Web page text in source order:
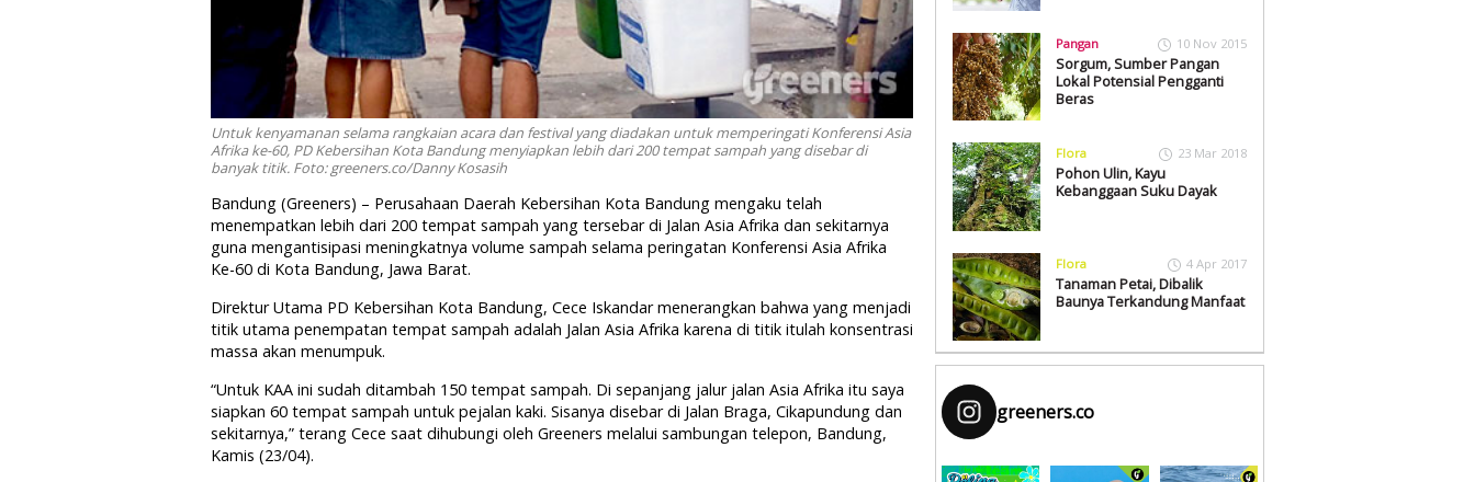
Untuk kenyamanan selama rangkaian acara dan festival yang diadakan untuk memperingati Konferensi Asia
Afrika ke-60, PD Kebersihan Kota Bandung menyiapkan lebih dari 200 tempat sampah yang disebar di
banyak titik. Foto: greeners.co/Danny Kosasih
Bandung (Greeners) – Perusahaan Daerah Kebersihan Kota Bandung mengaku telah
menempatkan lebih dari 200 tempat sampah yang tersebar di Jalan Asia Afrika dan sekitarnya
guna mengantisipasi meningkatnya volume sampah selama peringatan Konferensi Asia Afrika
Ke-60 di Kota Bandung, Jawa Barat.
Direktur Utama PD Kebersihan Kota Bandung, Cece Iskandar menerangkan bahwa yang menjadi
titik utama penempatan tempat sampah adalah Jalan Asia Afrika karena di titik itulah konsentrasi
massa akan menumpuk.
“Untuk KAA ini sudah ditambah 150 tempat sampah. Di sepanjang jalur jalan Asia Afrika itu saya
siapkan 60 tempat sampah untuk pejalan kaki. Sisanya disebar di Jalan Braga, Cikapundung dan
sekitarnya,” terang Cece saat dihubungi oleh Greeners melalui sambungan telepon, Bandung,
Kamis (23/04).
Pangan 10 Nov 2015
Sorgum, Sumber Pangan
Lokal Potensial Pengganti
Beras
Flora 23 Mar 2018
Pohon Ulin, Kayu
Kebanggaan Suku Dayak
Flora 4 Apr 2017
Tanaman Petai, Dibalik
Baunya Terkandung Manfaat
greeners.co